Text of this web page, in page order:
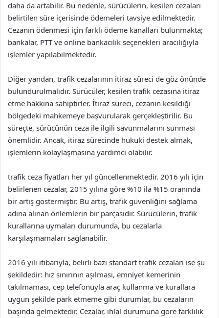
daha da artabilir. Bu nedenle, sürücülerin, kesilen cezaları
belirtilen süre içerisinde ödemeleri tavsiye edilmektedir.
Cezanın ödenmesi için farklı ödeme kanalları bulunmakta;
bankalar, PTT ve online bankacılık seçenekleri aracılığıyla
işlemler yapılabilmektedir.
Diğer yandan, trafik cezalarının itiraz süreci de göz önünde
bulundurulmalıdır. Sürücüler, kesilen trafik cezasına itiraz
etme hakkına sahiptirler. İtiraz süreci, cezanın kesildiği
bölgedeki mahkemeye başvurularak gerçekleştirilir. Bu
süreçte, sürücünün ceza ile ilgili savunmalarını sunması
önemlidir. Ancak, itiraz sürecinde hukuki destek almak,
işlemlerin kolaylaşmasına yardımcı olabilir.
trafik ceza fiyatları her yıl güncellenmektedir. 2016 yılı için
belirlenen cezalar, 2015 yılına göre %10 ila %15 oranında
bir artış göstermiştir. Bu artış, trafik güvenliğini sağlama
adına alınan önlemlerin bir parçasıdır. Sürücülerin, trafik
kurallarına uymaları durumunda, bu cezalarla
karşılaşmamaları sağlanabilir.
2016 yılı itibarıyla, belirli bazı standart trafik cezaları ise şu
şekildedir: hız sınırının aşılması, emniyet kemerinin
takılmaması, cep telefonuyla araç kullanma ve kurallara
uygun şekilde park etmeme gibi durumlar, bu cezaların
başında gelmektedir. Cezalar, ihlal durumuna göre farklılık